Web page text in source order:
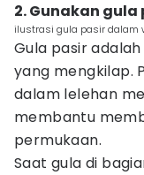
2. Gunakan
ilustrasi gula pasir dalam
Gula pasir
yang mengkilap.
dalam lelehan
membantu
permukaan.
Saat gula di